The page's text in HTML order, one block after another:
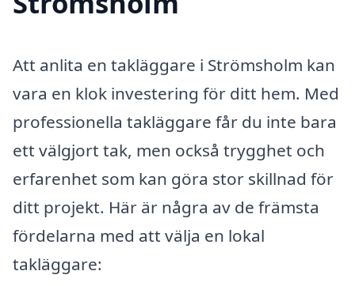
Att anlita en takläggare i Strömsholm kan
vara en klok investering för ditt hem. Med
professionella takläggare får du inte bara
ett välgjort tak, men också trygghet och
erfarenhet som kan göra stor skillnad för
ditt projekt. Här är några av de främsta
fördelarna med att välja en lokal
takläggare: